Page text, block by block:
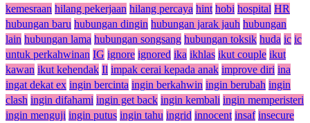
kemesraan hilang pekerjaan hilang percaya hint hobi hospital HR
hubungan baru hubungan dingin hubungan jarak jauh hubungan
lain hubungan lama hubungan songsang hubungan toksik huda ic ic
untuk perkahwinan IG ignore ignored ika ikhlas ikut couple ikut
kawan ikut kehendak Il impak cerai kepada anak improve diri ina
ingat dekat ex ingin bercinta ingin berkahwin ingin berubah ingin
clash ingin difahami ingin get back ingin kembali ingin memperisteri
ingin menguji ingin putus ingin tahu ingrid innocent insaf insecure